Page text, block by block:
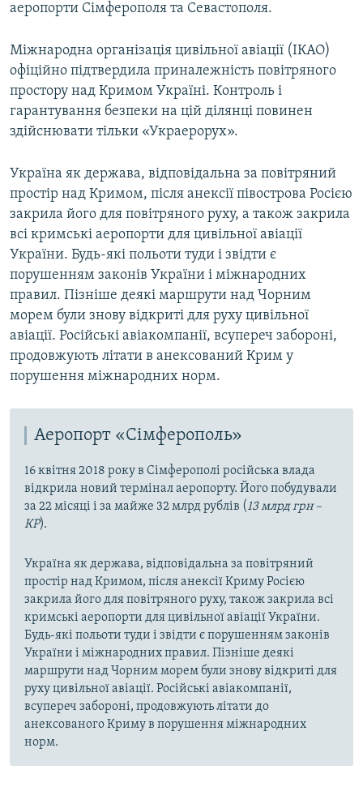
аеропорти Сімферополя та Севастополя.
Міжнародна організація цивільної авіації (ІКАО)
офіційно підтвердила приналежність повітряного
простору над Кримом Україні. Контроль і
гарантування безпеки на цій ділянці повинен
здійснювати тільки «Украерорух».
Україна як держава, відповідальна за повітряний
простір над Кримом, після анексії півострова Росією
закрила його для повітряного руху, а також закрила
всі кримські аеропорти для цивільної авіації
України. Будь-які польоти туди і звідти є
порушенням законів України і міжнародних
правил. Пізніше деякі маршрути над Чорним
морем були знову відкриті для руху цивільної
авіації. Російські авіакомпанії, всупереч забороні,
продовжують літати в анексований Крим у
порушення міжнародних норм.
Аеропорт «Сімферополь»
16 квітня 2018 року в Сімферополі російська влада
відкрила новий термінал аеропорту. Його побудували
за 22 місяці і за майже 32 млрд рублів (13 млрд грн –
КР).
Україна як держава, відповідальна за повітряний
простір над Кримом, після анексії Криму Росією
закрила його для повітряного руху, також закрила всі
кримські аеропорти для цивільної авіації України.
Будь-які польоти туди і звідти є порушенням законів
України і міжнародних правил. Пізніше деякі
маршрути над Чорним морем були знову відкриті для
руху цивільної авіації. Російські авіакомпанії,
всупереч забороні, продовжують літати до
анексованого Криму в порушення міжнародних
норм.